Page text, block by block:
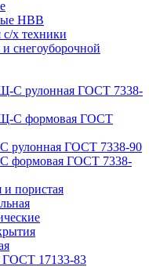
HBB
х техники
снегоуборочной
С рулонная ГОСТ 7338-
С формовая ГОСТ
рулонная ГОСТ 7338-90
формовая ГОСТ 7338-
и пористая
ГОСТ 17133-83